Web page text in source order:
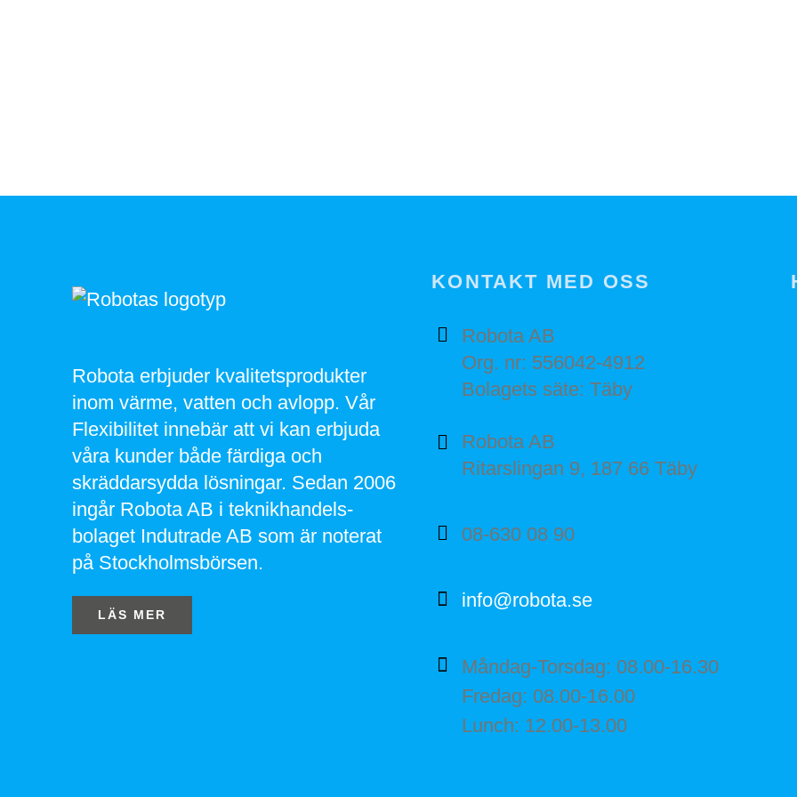
Robota erbjuder kvalitetsprodukter
inom värme, vatten och avlopp. Vår
Flexibilitet innebär att vi kan erbjuda
våra kunder både färdiga och
skräddarsydda lösningar. Sedan 2006
ingår Robota AB i teknikhandels-
bolaget Indutrade AB som är noterat
på Stockholmsbörsen.
LÄS MER
KONTAKT MED OSS
Robota AB
Org. nr: 556042-4912
Bolagets säte: Täby
Robota AB
Ritarslingan 9, 187 66 Täby
08-630 08 90
info@robota.se
Måndag-Torsdag: 08.00-16.30
Fredag: 08.00-16.00
Lunch: 12.00-13.00